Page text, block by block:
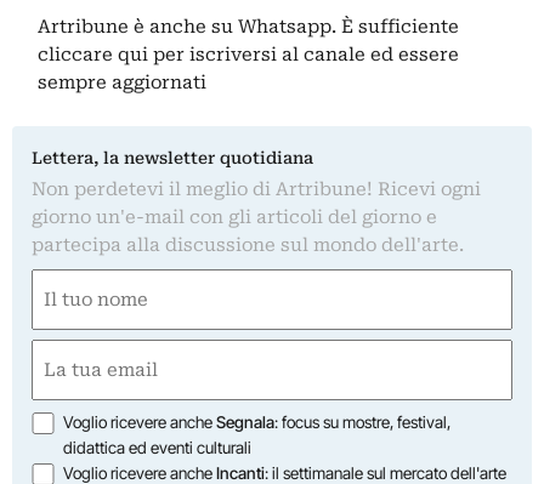
Artribune è anche su Whatsapp. È sufficiente
cliccare qui per iscriversi al canale ed essere
sempre aggiornati
Lettera, la newsletter quotidiana
Non perdetevi il meglio di Artribune! Ricevi ogni
giorno un'e-mail con gli articoli del giorno e
partecipa alla discussione sul mondo dell'arte.
(Obbligatorio)
Nome
(Obbligatorio)
Opzioni
Voglio ricevere ancheSegnala: focus su mostre, festival,
didattica ed eventi culturali
Voglio ricevere ancheIncanti: il settimanale sul mercato dell'arte